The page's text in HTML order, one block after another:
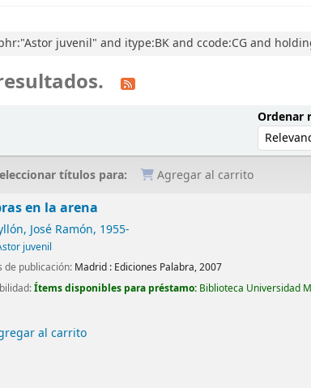
juvenil" and itype:BK and ccode:CG and
Ordenar
títulos para: Agregar al carrito
en la arena
José Ramón, 1955-
juvenil
de publicación: Madrid : Ediciones Palabra,2007
Ítems disponibles para préstamo: Biblioteca Universidad
al carrito